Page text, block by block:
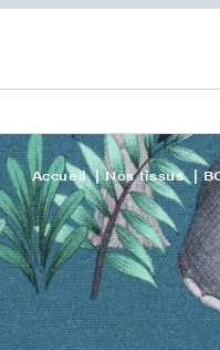
Accueil Nos tissus